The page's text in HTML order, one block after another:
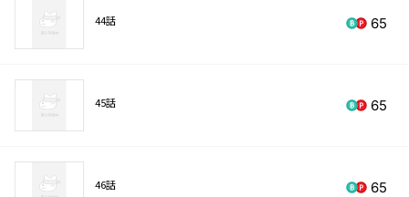
44話 65
45話 65
46話 65